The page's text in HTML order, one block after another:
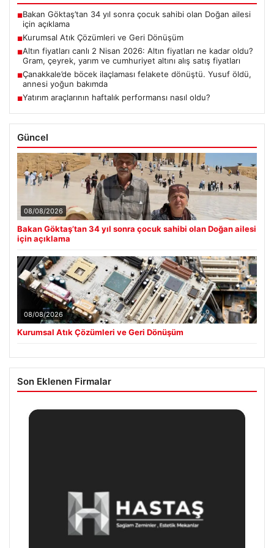
■Bakan Göktaş’tan 34 yıl sonra çocuk sahibi olan Doğan ailesi
için açıklama
■Kurumsal Atık Çözümleri ve Geri Dönüşüm
■Altın fiyatları canlı 2 Nisan 2026: Altın fiyatları ne kadar oldu?
Gram, çeyrek, yarım ve cumhuriyet altını alış satış fiyatları
■Çanakkale’de böcek ilaçlaması felakete dönüştü. Yusuf öldü,
annesi yoğun bakımda
■Yatırım araçlarının haftalık performansı nasıl oldu?
Güncel
08/08/2026
Bakan Göktaş’tan 34 yıl sonra çocuk sahibi olan Doğan ailesi
için açıklama
08/08/2026
Kurumsal Atık Çözümleri ve Geri Dönüşüm
Son Eklenen Firmalar